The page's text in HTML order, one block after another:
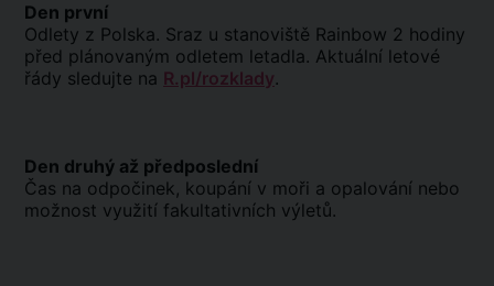
Den první
Odlety z Polska. Sraz u stanoviště Rainbow 2 hodiny
před plánovaným odletem letadla. Aktuální letové
řády sledujte na R.pl/rozklady.
Den druhý až předposlední
Čas na odpočinek, koupání v moři a opalování nebo
možnost využití fakultativních výletů.